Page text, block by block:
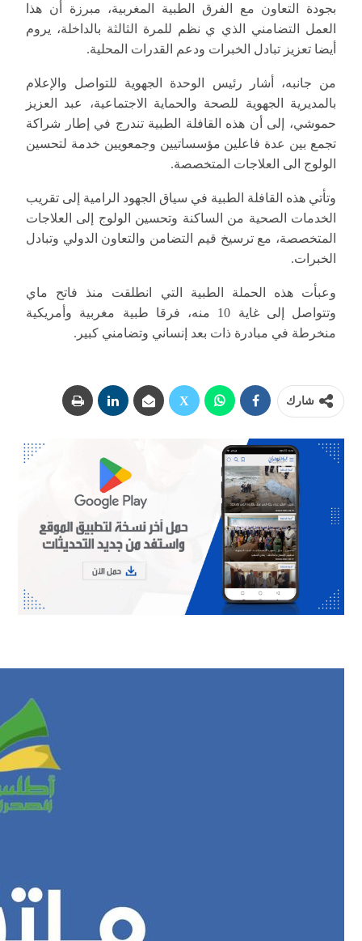
بجودة التعاون مع الفرق الطبية المغربية، مبرزة أن هذا
العمل التضامني الذي ي نظم للمرة الثالثة بالداخلة، يروم
أيضا تعزيز تبادل الخبرات ودعم القدرات المحلية.
من جانبه، أشار رئيس الوحدة الجهوية للتواصل والإعلام
بالمديرية الجهوية للصحة والحماية الاجتماعية، عبد العزيز
حموشي، إلى أن هذه القافلة الطبية تندرج في إطار شراكة
تجمع بين عدة فاعلين مؤسساتيين وجمعويين خدمة لتحسين
الولوج الى العلاجات المتخصصة.
وتأتي هذه القافلة الطبية في سياق الجهود الرامية إلى تقريب
الخدمات الصحية من الساكنة وتحسين الولوج إلى العلاجات
المتخصصة، مع ترسيخ قيم التضامن والتعاون الدولي وتبادل
الخبرات.
وعبأت هذه الحملة الطبية التي انطلقت منذ فاتح ماي
وتتواصل إلى غاية 10 منه، فرقا طبية مغربية وأمريكية
منخرطة في مبادرة ذات بعد إنساني وتضامني كبير.
شارك